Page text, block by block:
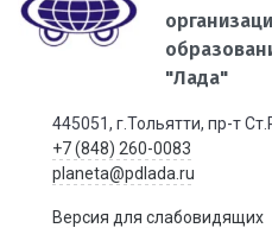
"Лада"
445051, г.Тольятти, пр-т
+7 (848) 260-0083
planeta@pdlada.ru
Версия для слабовидящих